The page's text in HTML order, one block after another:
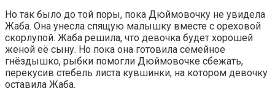
Но так было до той поры, пока Дюймовочку не увидела
Жаба. Она унесла спящую малышку вместе с ореховой
скорлупой. Жаба решила, что девочка будет хорошей
женой её сыну. Но пока она готовила семейное
гнёздышко, рыбки помогли Дюймовочке сбежать,
перекусив стебель листа кувшинки, на котором девочку
оставила Жаба.